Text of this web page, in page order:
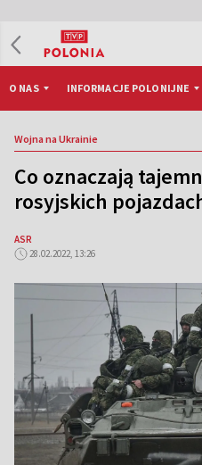
O NAS INFORMACJE POLONIJNE
Wojna na Ukrainie
Co oznaczają
rosyjskich
ASR
28.02.2022, 13:26